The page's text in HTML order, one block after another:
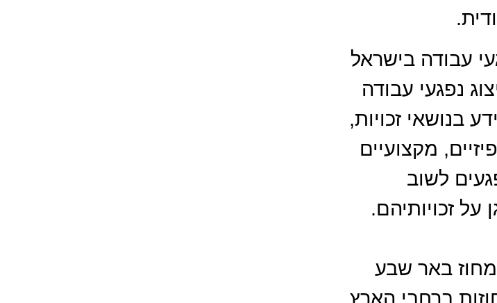
עבודה בישראל
נפגעי עבודה
בנושאי זכויות,
מקצועיים
לשוב
זכויותיהם.
מחוז באר שבע
ברחבי הארץ,